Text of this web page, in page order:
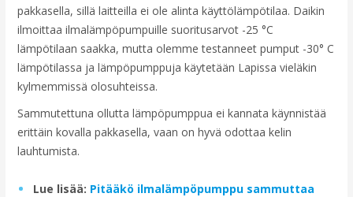
pakkasella, sillä laitteilla ei ole alinta käyttölämpötilaa. Daikin
ilmoittaa ilmalämpöpumpuille suoritusarvot -25 °C
lämpötilaan saakka, mutta olemme testanneet pumput -30° C
lämpötilassa ja lämpöpumppuja käytetään Lapissa vieläkin
kylmemmissä olosuhteissa.
Sammutettuna ollutta lämpöpumppua ei kannata käynnistää
erittäin kovalla pakkasella, vaan on hyvä odottaa kelin
lauhtumista.
Lue lisää: Pitääkö ilmalämpöpumppu sammuttaa